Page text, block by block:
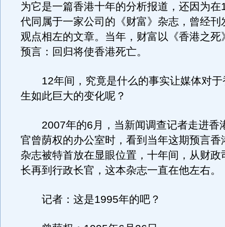
为它是一篇香港十年的分析报道，还因为
代同属于一家公司的《财富》杂志，曾经刊
观点相左的文章。当年，财富以《香港之死
预言：回归将使香港死亡。
12年间，究竟是什么的事实让媒体对于
生如此巨大的变化呢？
2007年的6月，当新闻调查记者走进香
官曾荫权的办公室时，看到当年这期预言香
杂志被特首放在显眼位置，十年间，从财政
长再到行政长官，这本杂志一直在他左右。
记者：这是1995年的吧？